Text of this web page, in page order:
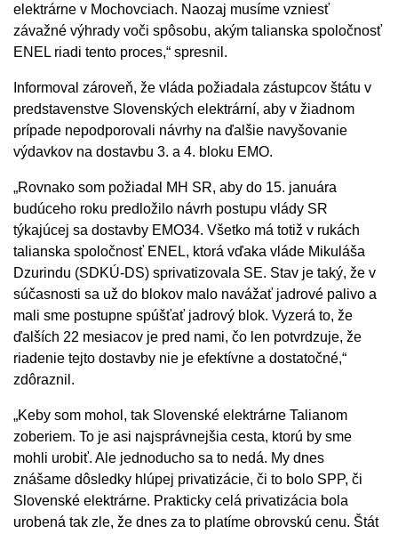
elektrárne v Mochovciach. Naozaj musíme vzniesť
závažné výhrady voči spôsobu, akým talianska spoločnosť
ENEL riadi tento proces,“ spresnil.
Informoval zároveň, že vláda požiadala zástupcov štátu v
predstavenstve Slovenských elektrární, aby v žiadnom
prípade nepodporovali návrhy na ďalšie navyšovanie
výdavkov na dostavbu 3. a 4. bloku EMO.
„Rovnako som požiadal MH SR, aby do 15. januára
budúceho roku predložilo návrh postupu vlády SR
týkajúcej sa dostavby EMO34. Všetko má totiž v rukách
talianska spoločnosť ENEL, ktorá vďaka vláde Mikuláša
Dzurindu (SDKÚ-DS) sprivatizovala SE. Stav je taký, že v
súčasnosti sa už do blokov malo navážať jadrové palivo a
mali sme postupne spúšťať jadrový blok. Vyzerá to, že
ďalších 22 mesiacov je pred nami, čo len potvrdzuje, že
riadenie tejto dostavby nie je efektívne a dostatočné,“
zdôraznil.
„Keby som mohol, tak Slovenské elektrárne Talianom
zoberiem. To je asi najsprávnejšia cesta, ktorú by sme
mohli urobiť. Ale jednoducho sa to nedá. My dnes
znášame dôsledky hlúpej privatizácie, či to bolo SPP, či
Slovenské elektrárne. Prakticky celá privatizácia bola
urobená tak zle, že dnes za to platíme obrovskú cenu. Štát